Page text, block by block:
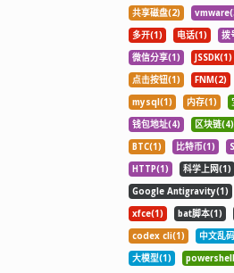
共享磁盘(2)
多开(1)
电话(1) 拨
微信分享(1)
JSSDK(1)
点击按钮(1)
FNM(2)
mysql(1)
内存(1)
钱包地址(4)
区块链(4)
BTC(1)
比特币(1)
HTTP(1)
科学上网(1)
Google Antigravity(1)
xfce(1)
bat脚本(1)
codex cli(1)
中文乱
大模型(1)